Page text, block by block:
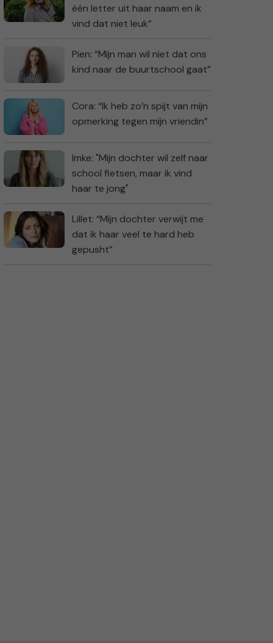
één letter uit haar naam en ik
vind dat niet leuk”
Pien: “Mijn man wil niet dat ons
kind naar de buurtschool gaat”
Cora: “Ik heb zo’n spijt van mijn
opmerking tegen mijn vriendin”
Imke: "Mijn dochter wil zelf naar
school fietsen, maar ik vind
haar te jong"
Lillet: “Mijn dochter verwijt me
dat ik haar veel te hard heb
gepusht”